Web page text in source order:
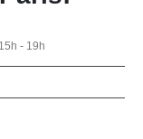
- 19h